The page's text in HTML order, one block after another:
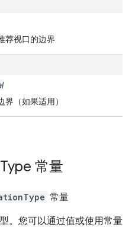
荐视口的边界
界（如果适用）
Type 常量
常量
。您可以通过值或使用常量